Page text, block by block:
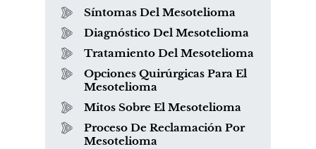
Síntomas Del Mesotelioma
Diagnóstico Del Mesotelioma
Tratamiento Del Mesotelioma
Opciones Quirúrgicas Para El
Mesotelioma
Mitos Sobre El Mesotelioma
Proceso De Reclamación Por
Mesotelioma